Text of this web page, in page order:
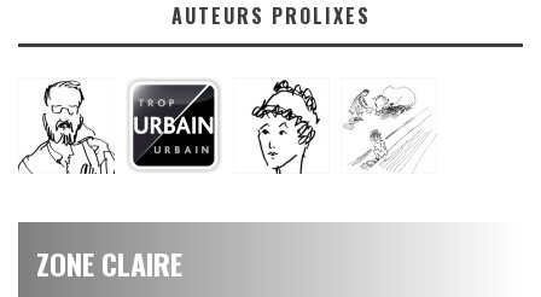
AUTEURS PROLIXES
ZONE CLAIRE